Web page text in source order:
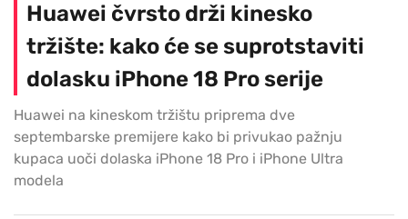
Huawei čvrsto drži kinesko
tržište: kako će se suprotstaviti
dolasku iPhone 18 Pro serije
Huawei na kineskom tržištu priprema dve
septembarske premijere kako bi privukao pažnju
kupaca uoči dolaska iPhone 18 Pro i iPhone Ultra
modela